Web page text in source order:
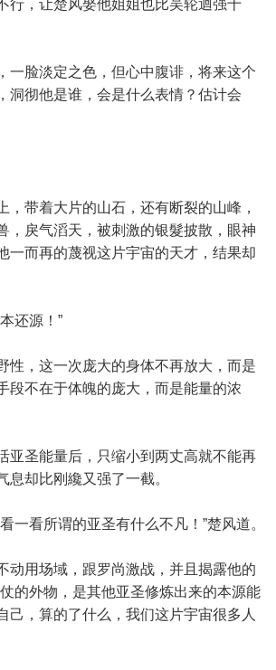
行，让楚风娶他姐姐也比吴轮迴强十
一脸淡定之色，但心中腹诽，将来这个
洞彻他是谁，会是什么表情？估计会
，带着大片的山石，还有断裂的山峰，
，戾气滔天，被刺激的银髮披散，眼神
一而再的蔑视这片宇宙的天才，结果却
还源！”
性，这一次庞大的身体不再放大，而是
段不在于体魄的庞大，而是能量的浓
亚圣能量后，只缩小到两丈高就不能再
息却比刚纔又强了一截。
一看所谓的亚圣有什么不凡！”楚风道。
动用场域，跟罗尚激战，并且揭露他的
的外物，是其他亚圣修炼出来的本源能
己，算的了什么，我们这片宇宙很多人